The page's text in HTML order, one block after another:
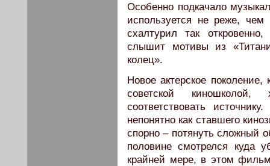
Особенно подкачало
используется не реже,
схалтурил так
слышит мотивы из
колец».
Новое актерское
советской
соответствовать
непонятно как ставшего
спорно – потянуть сложный
половине смотрелся куда
крайней мере, в этом